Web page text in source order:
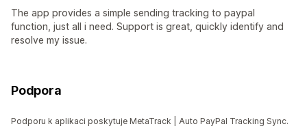
The app provides a simple sending tracking to paypal
function, just all i need. Support is great, quickly identify and
resolve my issue.
Podpora
Podporu k aplikaci poskytuje MetaTrack | Auto PayPal Tracking Sync.